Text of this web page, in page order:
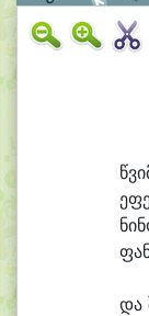
წვი
ე
ნი
და